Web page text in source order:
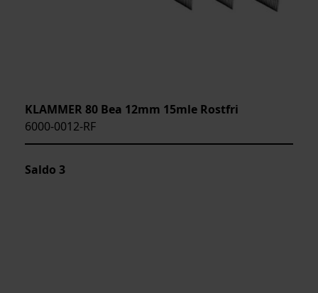
KLAMMER 80 Bea 12mm 15mle Rostfri
6000-0012-RF
Saldo 3